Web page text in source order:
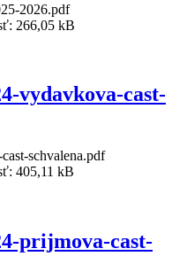
2026.pdf
266,05 kB
vydavkova-cast-
schvalena.pdf
405,11 kB
prijmova-cast-